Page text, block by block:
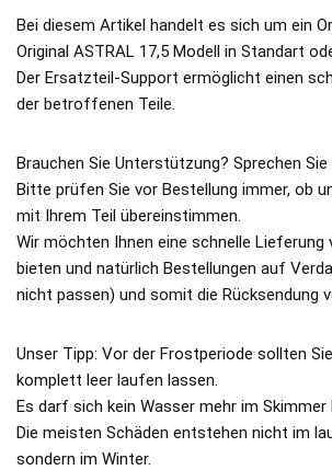
Bei diesem Artikel handelt es sich um ein
Original ASTRAL 17,5 Modell in Standart
Der Ersatzteil-Support ermöglicht einen
der betroffenen Teile.
Brauchen Sie Unterstützung? Sprechen
Bitte prüfen Sie vor Bestellung immer, ob
mit Ihrem Teil übereinstimmen.
Wir möchten Ihnen eine schnelle Lieferung
bieten und natürlich Bestellungen auf
nicht passen) und somit die Rücksendung
Unser Tipp: Vor der Frostperiode sollten
komplett leer laufen lassen.
Es darf sich kein Wasser mehr im Skimmer
Die meisten Schäden entstehen nicht im
sondern im Winter.